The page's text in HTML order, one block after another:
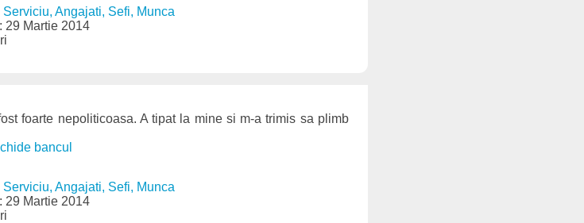
Serviciu, Angajati, Sefi, Munca
29 Martie 2014
foarte nepoliticoasa. A tipat la mine si m-a trimis sa plimb
bancul
Serviciu, Angajati, Sefi, Munca
29 Martie 2014